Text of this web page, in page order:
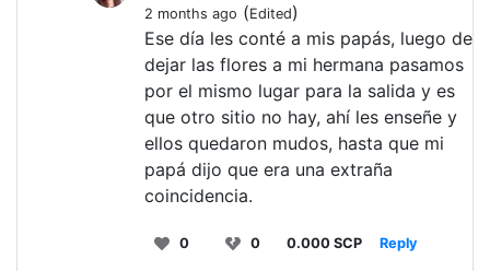
2 months ago (Edited)
Ese día les conté a mis papás, luego de
dejar las flores a mi hermana pasamos
por el mismo lugar para la salida y es
que otro sitio no hay, ahí les enseñe y
ellos quedaron mudos, hasta que mi
papá dijo que era una extraña
coincidencia.
0 0 0.000 SCP Reply